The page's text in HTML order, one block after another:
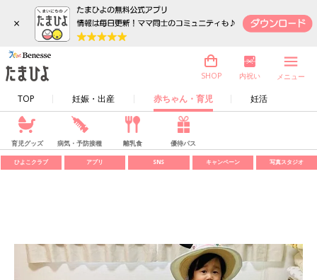
×
TOP 妊娠・出産 赤ちゃん・育児 妊活
SHOP 内祝い メニュー
育児グッズ 病気・予防接種 離乳食 優待パス
ひよこクラブ アプリ SNS キャンペーン 写真スタジオ